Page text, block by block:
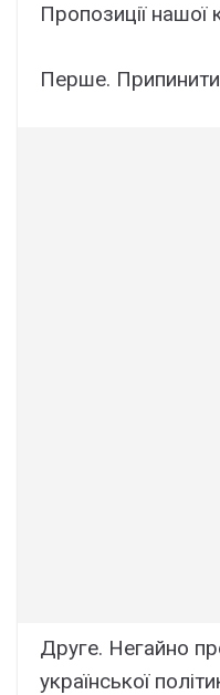
Пропозиції нашої
Перше. Припинити
Друге. Негайно
української